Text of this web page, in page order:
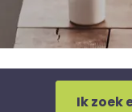
Ik zoek